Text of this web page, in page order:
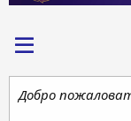
Добро